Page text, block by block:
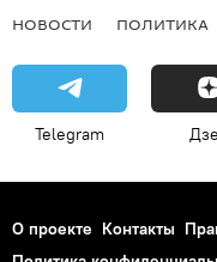
НОВОСТИ ПОЛИТИКА
Telegram
О проекте Контакты